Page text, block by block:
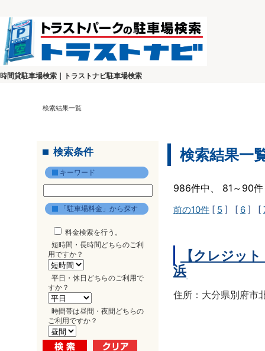
時間貸駐車場検索｜トラストナビ駐車場検索
検索結果一覧
検索条件
キーワード
「駐車場料金」から探す
料金検索を行う。
短時間・長時間どちらのご利
用ですか？
平日・休日どちらのご利用で
すか？
時間帯は昼間・夜間どちらの
ご利用ですか？
検索結果一
986件中、 81～90
前の10件 [ 5 ] [ 6 ] [
【クレジッ
浜
住所：大分県別府市